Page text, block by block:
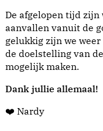
De afgelopen tijd zijn
aanvallen vanuit de
gelukkig zijn we
de doelstelling van
mogelijk maken.
Dank jullie allemaal!
❤️ Nardy